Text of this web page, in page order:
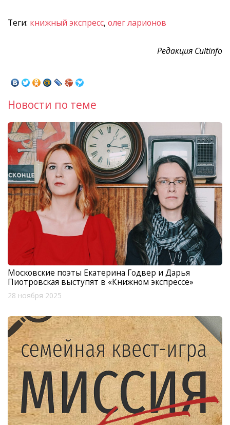
Теги: книжный экспресс, олег ларионов
Редакция Cultinfo
Новости по теме
Московские поэты Екатерина Годвер и Дарья
Пиотровская выступят в «Книжном экспрессе»
28 ноября 2025